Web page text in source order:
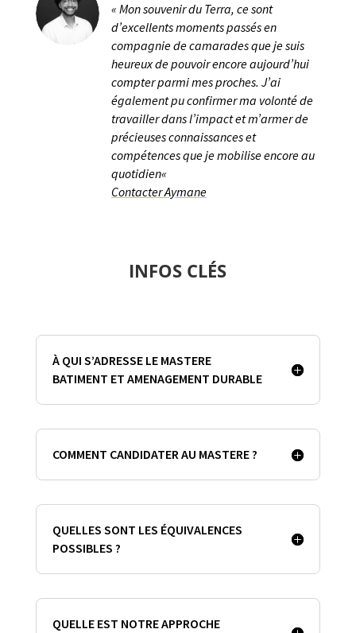
«Mon souvenir du Terra, ce sont
d’excellents moments passés en
compagnie de camarades que je suis
heureux de pouvoir encore aujourd’hui
compter parmi mes proches. J’ai
également pu confirmer ma volonté de
travailler dans l’impact et m’armer de
précieuses connaissances et
compétences que je mobilise encore au
quotidien«
Contacter Aymane
INFOS CLÉS
À QUI S’ADRESSE LE MASTERE
BATIMENT ET AMENAGEMENT DURABLE
COMMENT CANDIDATER AU MASTERE ?
QUELLES SONT LES ÉQUIVALENCES
POSSIBLES ?
QUELLE EST NOTRE APPROCHE